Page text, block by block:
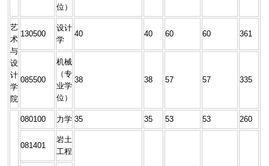
位）
艺
术
与
设
计
学
院
130500
设计
学
40 40 60 60 361
085500
机械
（专
业学
位）
38 38 57 57 335
080100 力学 35 35 53 53 260
081401
岩土
工程